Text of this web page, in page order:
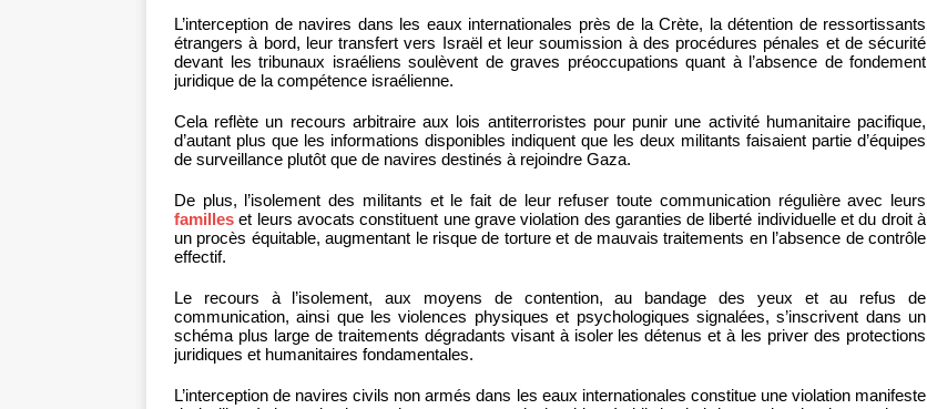
L’interception de navires dans les eaux internationales près de la Crète, la détention de ressortissants
étrangers à bord, leur transfert vers Israël et leur soumission à des procédures pénales et de sécurité
devant les tribunaux israéliens soulèvent de graves préoccupations quant à l’absence de fondement
juridique de la compétence israélienne.
Cela reflète un recours arbitraire aux lois antiterroristes pour punir une activité humanitaire pacifique,
d’autant plus que les informations disponibles indiquent que les deux militants faisaient partie d’équipes
de surveillance plutôt que de navires destinés à rejoindre Gaza.
De plus, l’isolement des militants et le fait de leur refuser toute communication régulière avec leurs
familles et leurs avocats constituent une grave violation des garanties de liberté individuelle et du droit à
un procès équitable, augmentant le risque de torture et de mauvais traitements en l’absence de contrôle
effectif.
Le recours à l’isolement, aux moyens de contention, au bandage des yeux et au refus de
communication, ainsi que les violences physiques et psychologiques signalées, s’inscrivent dans un
schéma plus large de traitements dégradants visant à isoler les détenus et à les priver des protections
juridiques et humanitaires fondamentales.
L’interception de navires civils non armés dans les eaux internationales constitue une violation manifeste